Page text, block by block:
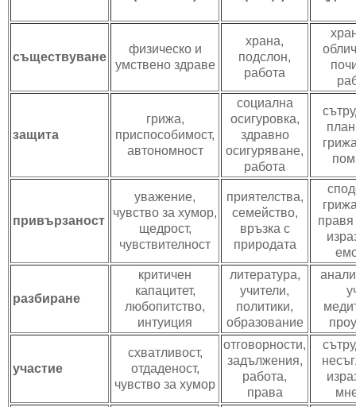
съществуване
физическо и
умствено здраве
храна,
подслон,
работа
защита
грижа,
приспособимост,
автономност
социална
осигуровка,
здравно
осигуряване,
работа
привързаност
уважение,
чувство за хумор,
щедрост,
чувствителност
приятелства,
семейство,
връзка с
природата
разбиране
критичен
капацитет,
любопитство,
интуиция
литература,
учители,
политики,
образование
участие
схватливост,
отдаденост,
чувство за хумор
отговорности,
задължения,
работа,
права